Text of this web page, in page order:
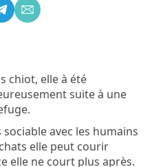
chiot, elle à été
suite à une
avec les humains
elle peut courir
elle ne court plus après.